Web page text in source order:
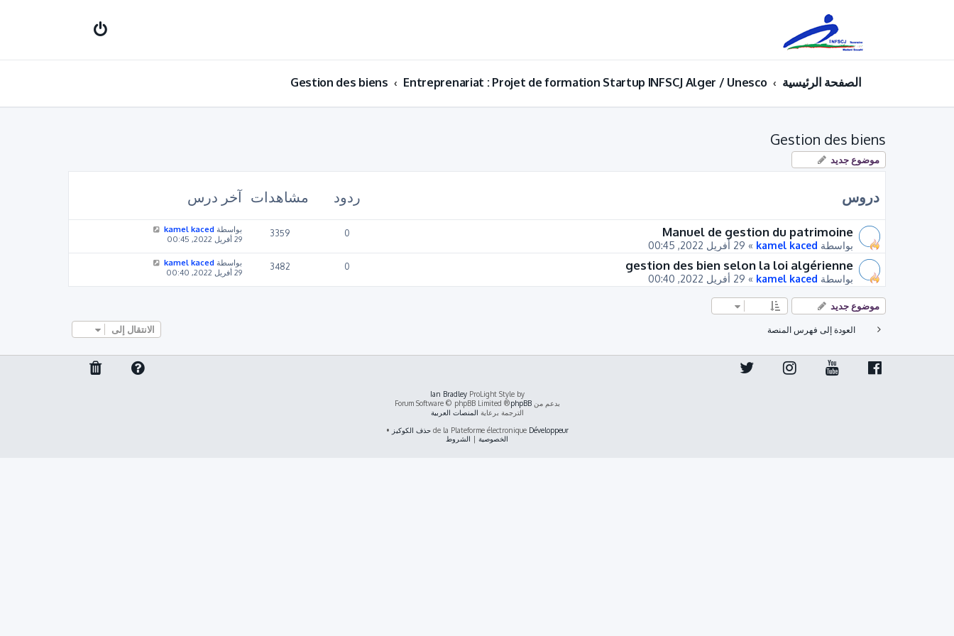
الصفحة الرئيسية Entreprenariat : Projet de formation Startup INFSCJ Alger / Unesco
Gestion des biens
Gestion des biens
موضوع جديد
دروس ردود مشاهدات آخر درس
Manuel de gestion du patrimoine
بواسطة kamel kaced
» 29 أفريل 2022, 00:45
0
3359 بواسطة kamel kaced
29 أفريل 2022, 00:45
gestion des bien selon la loi algérienne
بواسطة kamel kaced
» 29 أفريل 2022, 00:40
0
3482 بواسطة kamel kaced
29 أفريل 2022, 00:40
موضوع جديد
العودة إلى فهرس المنصة الانتقال إلى
ProLight Style by
Ian Bradley
بدعم منphpBB
® Forum Software © phpBB Limited
الترجمة برعاية المنصات العربية
Développeur
de la Plateforme électronique حذف الكوكيز •
الخصوصية | الشروط